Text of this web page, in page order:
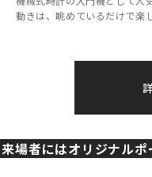
動きは、眺めているだけで楽
来場者にはオリジナルポ